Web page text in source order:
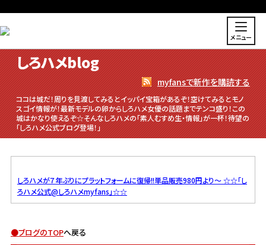
メニュー
しろハメblog
myfansで新作を購読する
ココは城だ！周りを見渡してみるとイッパイ宝箱があるぞ！空けてみるとモノ
スゴイ情報が！最新モデルの卵からしろハメ女優の話題までテンコ盛り！この
城はかなり使えるぞ☆そんなしろハメの「素人むすめ生・情報」が一杯！待望の
「しろハメ公式ブログ登場！」
しろハメが７年ぶりにプラットフォームに復帰!!単品販売980円より～☆☆「し
ろハメ公式@しろハメmyfans」☆☆
●ブログのTOPへ戻る